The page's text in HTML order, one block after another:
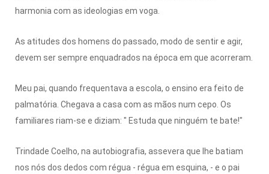
harmonia com as ideologias em voga.
As atitudes dos homens do passado, modo de sentir e agir,
devem ser sempre enquadrados na época em que acorreram.
Meu pai, quando frequentava a escola, o ensino era feito de
palmatória. Chegava a casa com as mãos num cepo. Os
familiares riam-se e diziam: " Estuda que ninguém te bate!"
Trindade Coelho, na autobiografia, assevera que lhe batiam
nos nós dos dedos com régua - régua em esquina, - e o pai